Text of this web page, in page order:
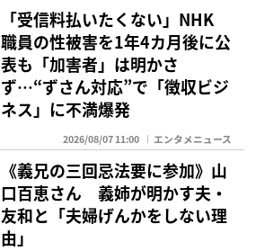
「受信料払いたくない」NHK
職員の性被害を1年4カ月後に公
表も「加害者」は明かさ
ず…“ずさん対応”で「徴収ビジ
ネス」に不満爆発
2026/08/07 11:00 エンタメニュース
《義兄の三回忌法要に参加》山
口百恵さん 義姉が明かす夫・
友和と「夫婦げんかをしない理
由」